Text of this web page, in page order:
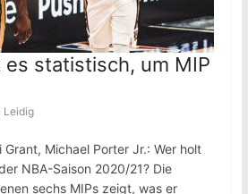
statistisch, um MIP
Leidig
Michael Porter Jr.: Wer holt
NBA-Saison 2020/21? Die
sechs MIPs zeigt, was er